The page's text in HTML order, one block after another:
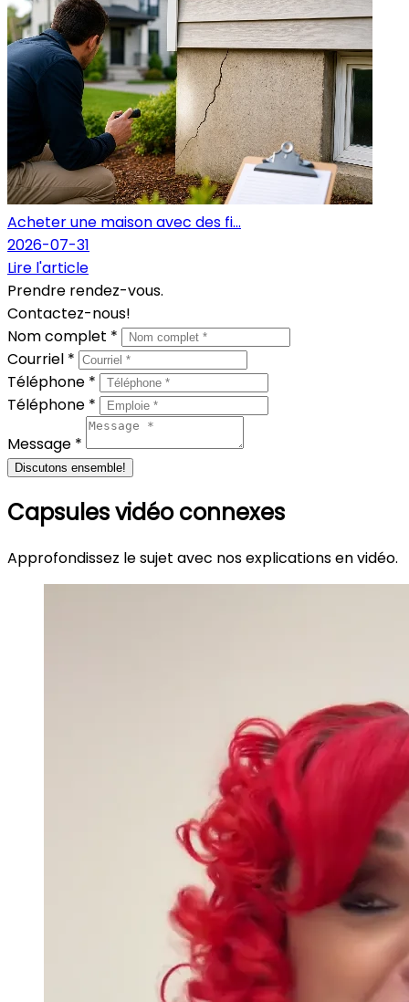
Acheter une maison avec des fi...
2026-07-31
Lire l'article
Prendre rendez-vous.
Contactez-nous!
Nom complet *
Courriel *
Téléphone *
Téléphone *
Message *
Discutons ensemble!
Capsules vidéo connexes
Approfondissez le sujet avec nos explications en vidéo.